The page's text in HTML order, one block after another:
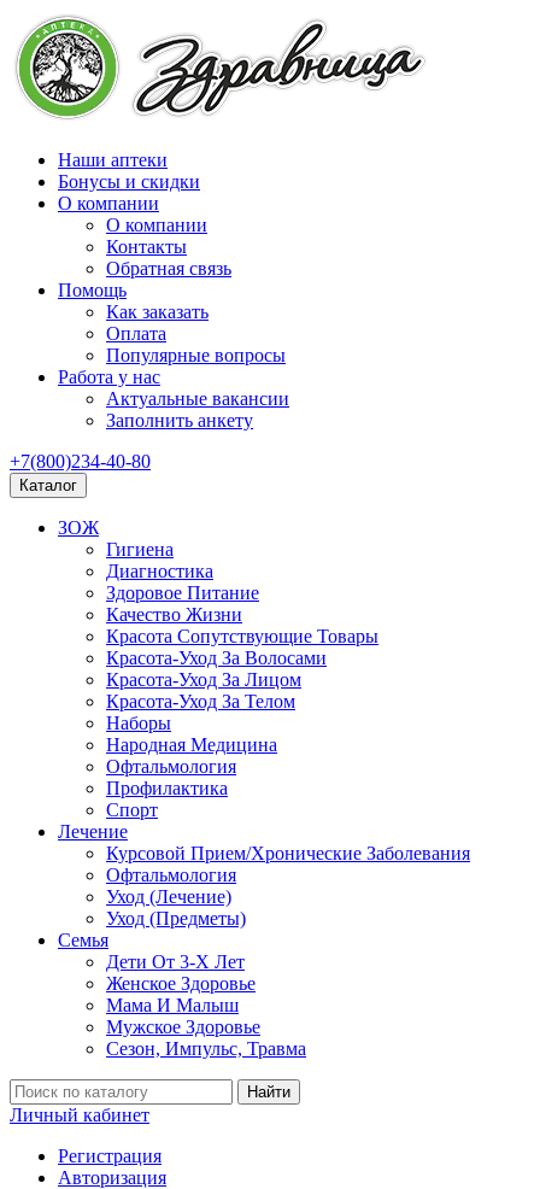
Наши аптеки
Бонусы и скидки
О компании
О компании
Контакты
Обратная связь
Помощь
Как заказать
Оплата
Популярные вопросы
Работа у нас
Актуальные вакансии
Заполнить анкету
+7(800)234-40-80
Каталог
ЗОЖ
Гигиена
Диагностика
Здоровое Питание
Качество Жизни
Красота Сопутствующие Товары
Красота-Уход За Волосами
Красота-Уход За Лицом
Красота-Уход За Телом
Наборы
Народная Медицина
Офтальмология
Профилактика
Спорт
Лечение
Курсовой Прием/Хронические Заболевания
Офтальмология
Уход (Лечение)
Уход (Предметы)
Семья
Дети От 3-Х Лет
Женское Здоровье
Мама И Малыш
Мужское Здоровье
Сезон, Импульс, Травма
Найти
Личный кабинет
Регистрация
Авторизация